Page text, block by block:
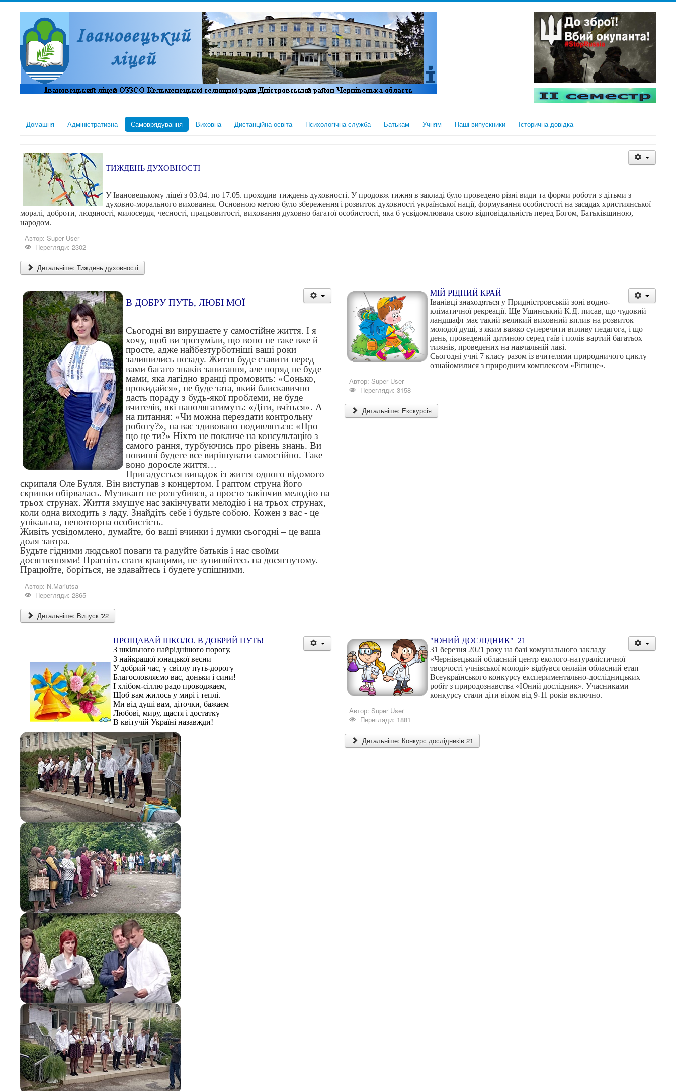
Домашня Адміністративна Самоврядування Виховна Дистанційна освіта Психологічна служба Батькам Учням Наші випускники Історична довідка
ТИЖДЕНЬ ДУХОВНОСТІ
У Івановецькому ліцеї з 03.04. по 17.05. проходив тиждень духовності. У продовж тижня в закладі було проведено різні види та форми роботи з дітьми з
духовно-морального виховання. Основною метою було збереження і розвиток духовності української нації, формування особистості на засадах християнської
моралі, доброти, людяності, милосердя, чесності, працьовитості, виховання духовно багатої особистості, яка б усвідомлювала свою відповідальність перед Богом, Батьківщиною,
народом.
Автор: Super User
Перегляди: 2302
Детальніше: Тиждень духовності
В ДОБРУ ПУТЬ, ЛЮБІ МОЇ
Сьогодні ви вирушаєте у самостійне життя. І я
хочу, щоб ви зрозуміли, що воно не таке вже й
просте, адже найбезтурботніші ваші роки
залишились позаду. Життя буде ставити перед
вами багато знаків запитання, але поряд не буде
мами, яка лагідно вранці промовить: «Сонько,
прокидайся», не буде тата, який блискавично
дасть пораду з будь-якої проблеми, не буде
вчителів, які наполягатимуть: «Діти, вчіться». А
на питання: «Чи можна перездати контрольну
роботу?», на вас здивовано подивляться: «Про
що це ти?» Ніхто не покличе на консультацію з
самого рання, турбуючись про рівень знань. Ви
повинні будете все вирішувати самостійно. Таке
воно доросле життя…
Пригадується випадок із життя одного відомого
скрипаля Оле Булля. Він виступав з концертом. І раптом струна його
скрипки обірвалась. Музикант не розгубився, а просто закінчив мелодію на
трьох струнах. Життя змушує нас закінчувати мелодію і на трьох струнах,
коли одна виходить з ладу. Знайдіть себе і будьте собою. Кожен з вас - це
унікальна, неповторна особистість.
Живіть усвідомлено, думайте, бо ваші вчинки і думки сьогодні – це ваша
доля завтра.
Будьте гідними людської поваги та радуйте батьків і нас своїми
досягненнями! Прагніть стати кращими, не зупиняйтесь на досягнутому.
Працюйте, боріться, не здавайтесь і будете успішними.
Автор: N.Mariutsa
Перегляди: 2865
Детальніше: Випуск '22
МІЙ РІДНИЙ КРАЙ
Іванівці знаходяться у Придністровській зоні водно-
кліматичної рекреації. Ще Ушинський К.Д. писав, що чудовий
ландшафт має такий великий виховний вплив на розвиток
молодої душі, з яким важко суперечити впливу педагога, і що
день, проведений дитиною серед гаїв і полів вартий багатьох
тижнів, проведених на навчальній лаві.
Сьогодні учні 7 класу разом із вчителями природничого циклу
ознайомилися з природним комплексом «Ріпище».
Автор:Super User
Перегляди: 3158
Детальніше: Екскурсія
ПРОЩАВАЙ ШКОЛО. В ДОБРИЙ ПУТЬ!
З шкільного найріднішого порогу,
З найкращої юнацької весни
У добрий час, у світлу путь-дорогу
Благословляємо вас, доньки і сини!
І хлібом-сіллю радо проводжаєм,
Щоб вам жилось у мирі і теплі.
Ми від душі вам, діточки, бажаєм
Любові, миру, щастя і достатку
В квітучій Україні назавжди!
"ЮНИЙ ДОСЛІДНИК" 21
31 березня 2021 року на базі комунального закладу
«Чернівецький обласний центр еколого-натуралістичної
творчості учнівської молоді» відбувся онлайн обласний етап
Всеукраїнського конкурсу експериментально-дослідницьких
робіт з природознавства «Юний дослідник». Учасниками
конкурсу стали діти віком від 9-11 років включно.
Автор:Super User
Перегляди: 1881
Детальніше: Конкурс дослідників 21